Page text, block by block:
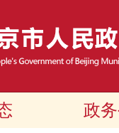
政